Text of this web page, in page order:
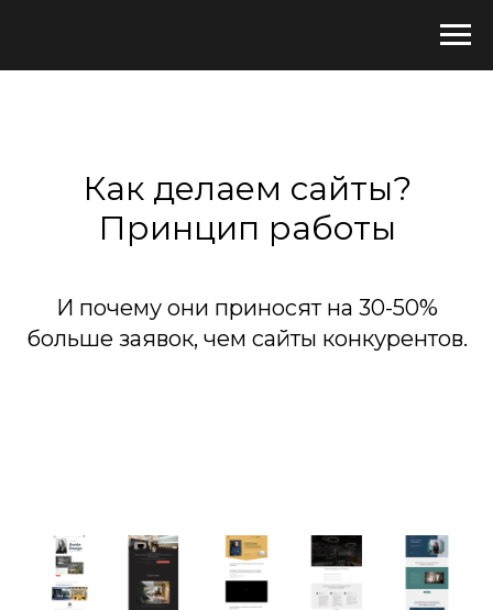
Как делаем сайты?
Принцип работы
И почему они приносят на 30-50%
больше заявок, чем сайты конкурентов.